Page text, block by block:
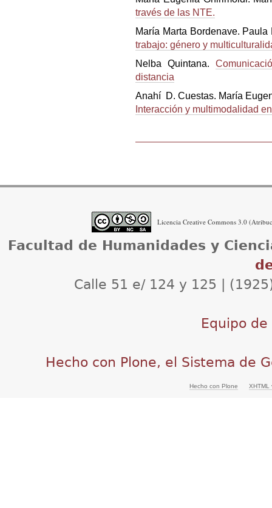
través de las NTE.
María Marta Bordenave.
trabajo: género y
Nelba Quintana.
distancia
Anahí D. Cuestas. María
Interacción y multimodalidad
Licencia Creative Commons 3.0
Facultad de Humanidades y
Calle 51 e/ 124 y 125 |
Equipo
Hecho con Plone, el Sistema de
Hecho con Plone XHTML